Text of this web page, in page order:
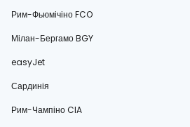
Рим-Фьюмічіно FCO
Мілан-Бергамо BGY
easyJet
Сардинія
Рим-Чампіно CIA